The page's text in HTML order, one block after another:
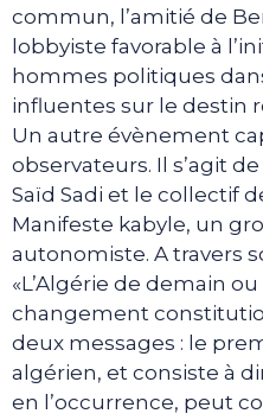
commun, l’amitié de
lobbyiste favorable à
hommes politiques
influentes sur le destin
Un autre évènement
observateurs. Il s’agit
Saïd Sadi et le collectif
Manifeste kabyle, un
autonomiste. A travers
«L’Algérie de demain
changement
deux messages : le
algérien, et consiste à
en l’occurrence, peut